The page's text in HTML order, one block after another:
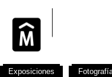
Exposiciones